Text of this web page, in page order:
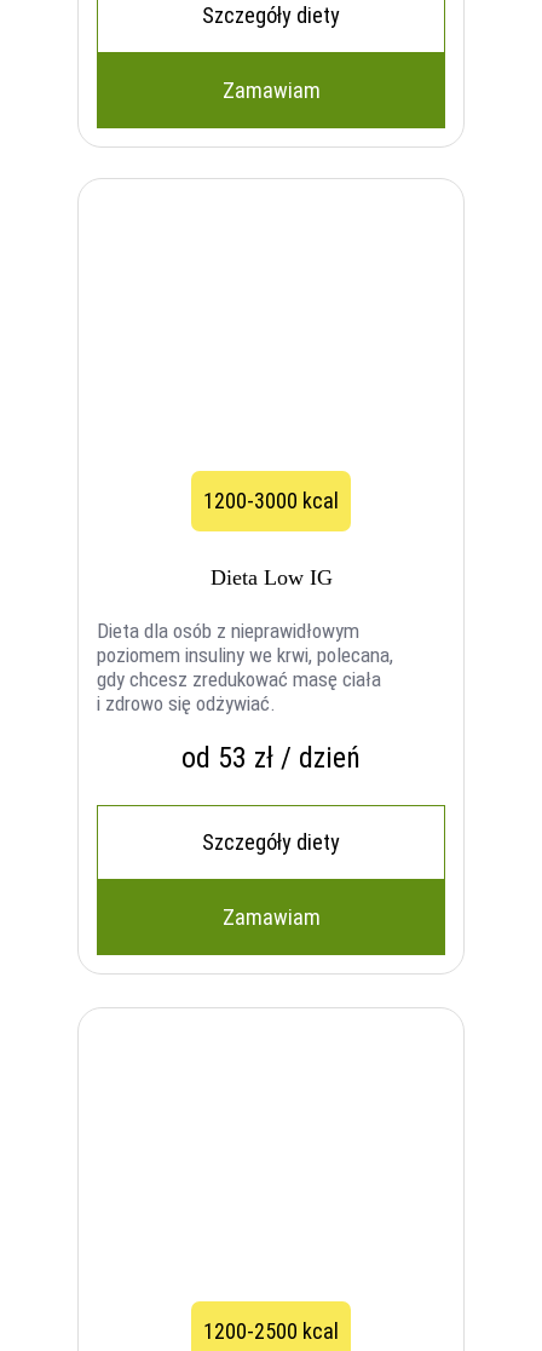
Szczegóły diety
Zamawiam
1200-3000 kcal
Dieta Low IG
Dieta dla osób z nieprawidłowym
poziomem insuliny we krwi, polecana,
gdy chcesz zredukować masę ciała
i zdrowo się odżywiać.
od 53 zł / dzień
Szczegóły diety
Zamawiam
1200-2500 kcal